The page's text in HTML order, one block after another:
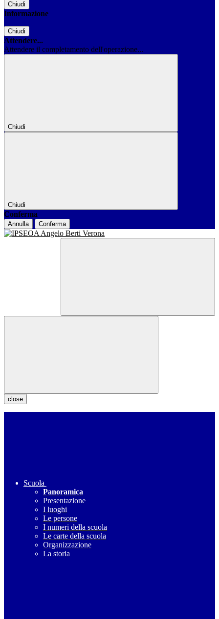
Chiudi
Informazione
Chiudi
Attendere...
Attendere il completamento dell'operazione...
Chiudi
Chiudi
Conferma
Annulla Conferma
close
Scuola
Panoramica
Presentazione
I luoghi
Le persone
I numeri della scuola
Le carte della scuola
Organizzazione
La storia